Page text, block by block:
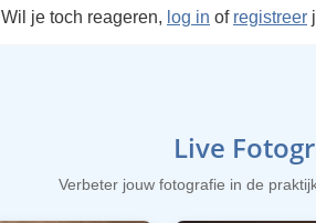
Wil je toch reageren, log in of registreer
Live
Verbeter jouw fotografie in de